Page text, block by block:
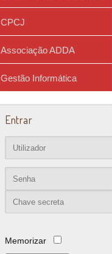
CPCJ
Associação ADDA
Gestão Informática
Entrar
Memorizar